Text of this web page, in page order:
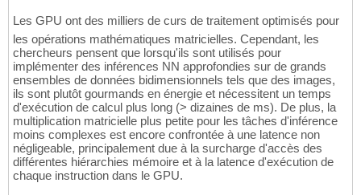
Les GPU ont des milliers de curs de traitement optimisés pour
les opérations mathématiques matricielles. Cependant, les
chercheurs pensent que lorsqu'ils sont utilisés pour
implémenter des inférences NN approfondies sur de grands
ensembles de données bidimensionnels tels que des images,
ils sont plutôt gourmands en énergie et nécessitent un temps
d'exécution de calcul plus long (> dizaines de ms). De plus, la
multiplication matricielle plus petite pour les tâches d'inférence
moins complexes est encore confrontée à une latence non
négligeable, principalement due à la surcharge d'accès des
différentes hiérarchies mémoire et à la latence d'exécution de
chaque instruction dans le GPU.